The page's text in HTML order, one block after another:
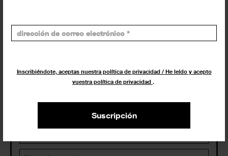
Inscribiéndote, aceptas nuestra política de privacidad / He leído y acepto
vuestra política de privacidad .
Suscripción
Exposiciones y eventos
En curso y futuros
Pasados, en curso y futuros
Incluir eventos web